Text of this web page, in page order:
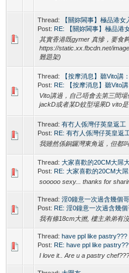
Thread:
【關妳閪事】極品港
Post: RE: 【關妳閪事】極品港
其實香港既gymer 真慘，要食
https://static.xx.fbcdn.net/
難題架)
Thread:
【按摩消息】聽Vito講
Post: RE: 【按摩消息】聽Vito
Vito講過，自己唔會去第三間
jackD或者某D蚊型場果D vito
Thread: 有冇人係灣仔英皇返工
Post: RE: 有冇人係灣仔英皇返
我雖然係銅鑼灣東角返，但都
Thread: 大家喜歡的20CM大屌
Post: RE: 大家喜歡的20CM大
sooooo sexy... thanks for
Thread: 淫0鐘意一次過含幾個
Post: RE: 淫0鐘意一次過含幾
我有條18cm大撚, 樓主弟弟有
Thread: have ppl like pastry???
Post: RE: have ppl like
I love it.. Are u a pastry